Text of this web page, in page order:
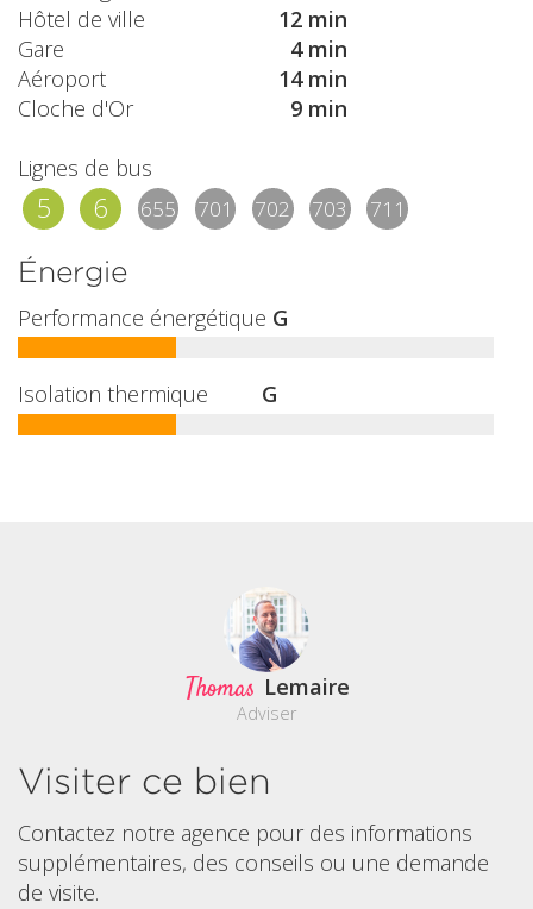
Hôtel de ville
12 min
Gare
4 min
Aéroport
14 min
Cloche d'Or
9 min
Lignes de bus
5 6 655 701 702 703 711
Énergie
Performance énergétique G
Isolation thermique G
Thomas Lemaire
Adviser
Visiter ce bien
Contactez notre agence pour des informations
supplémentaires, des conseils ou une demande
de visite.